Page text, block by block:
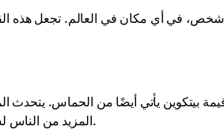
في أي مكان في العالم. تجعل هذه
بيتكوين يأتي أيضًا من الحماس. يتحدث
المزيد من الناس لشراءه، على أمل أن يستمر السعر في الارتفاع، مما يرفع سعره أكثر.